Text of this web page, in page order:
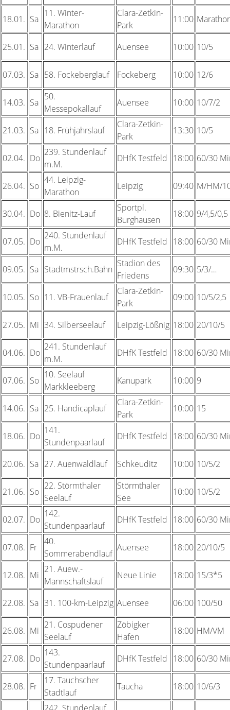
18.01. Sa
11. Winter-
Marathon
Clara-Zetkin-
Park
11:00
25.01. Sa 24. Winterlauf Auensee 10:00 10/5
07.03. Sa 58. Fockeberglauf Fockeberg 10:00 12/6
14.03. Sa
50.
Messepokallauf
Auensee 10:00 10/7/2
21.03. Sa 18. Frühjahrslauf
Clara-Zetkin-
Park
13:30 10/5
02.04. Do
239. Stundenlauf
m.M.
DHfK Testfeld 18:00 60/30
26.04. So
44. Leipzig-
Marathon
Leipzig 09:40 M/HM/
30.04. Do 8. Bienitz-Lauf
Sportpl.
Burghausen
18:00 9/4,5/0,5
07.05. Do
240. Stundenlauf
m.M.
DHfK Testfeld 18:00 60/30
09.05. Sa Stadtmstrsch.Bahn
Stadion des
Friedens
09:30 5/3/…
10.05. So 11. VB-Frauenlauf
Clara-Zetkin-
Park
09:00 10/5/2,5
27.05. Mi 34. Silberseelauf Leipzig-Lößnig 18:00 20/10/5
04.06. Do
241. Stundenlauf
m.M.
DHfK Testfeld 18:00 60/30
07.06. So
10. Seelauf
Markkleeberg
Kanupark 10:00 9
14.06. Sa 25. Handicaplauf
Clara-Zetkin-
Park
10:00 15
18.06. Do
141.
Stundenpaarlauf
DHfK Testfeld 18:00 60/30
20.06. Sa 27. Auenwaldlauf Schkeuditz 10:00 10/5/2
21.06. So
22. Störmthaler
Seelauf
Störmthaler
See
10:00 10/5/2
02.07. Do
142.
Stundenpaarlauf
DHfK Testfeld 18:00 60/30
07.08. Fr
40.
Sommerabendlauf
Auensee 18:00 20/10/5
12.08. Mi
21. Auew.-
Mannschaftslauf
Neue Linie 18:00 15/3*5
22.08. Sa 31. 100-km-Leipzig Auensee 06:00 100/50
26.08. Mi
21. Cospudener
Seelauf
Zöbigker
Hafen
18:00 HM/VM
27.08. Do
143.
Stundenpaarlauf
DHfK Testfeld 18:00 60/30
28.08. Fr
17. Tauchscher
Stadtlauf
Taucha 18:00 10/6/3